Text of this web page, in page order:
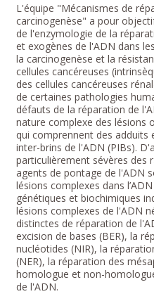
L'équipe "Mécanismes de
carcinogenèse" a pour
de l'enzymologie de la
et exogènes de l'ADN dans
la carcinogenèse et la
cellules cancéreuses
des cellules cancéreuses
de certaines pathologies
défauts de la réparation de
nature complexe des lésions
qui comprennent des
inter-brins de l'ADN (PIBs).
particulièrement sévères des
agents de pontage de l'ADN
lésions complexes dans
génétiques et biochimiques
lésions complexes de l'ADN
distinctes de réparation de
excision de bases (BER), la
nucléotides (NIR), la
(NER), la réparation des
homologue et non-
de l'ADN.